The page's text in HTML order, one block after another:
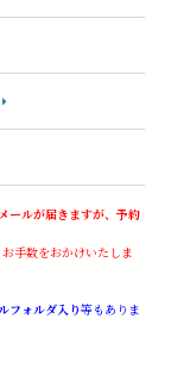
ールが届きますが、予約
お手数をおかけいたしま
フォルダ入り等もありま